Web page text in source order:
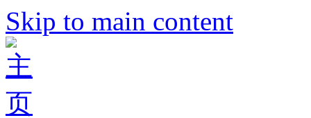
Skip to main content